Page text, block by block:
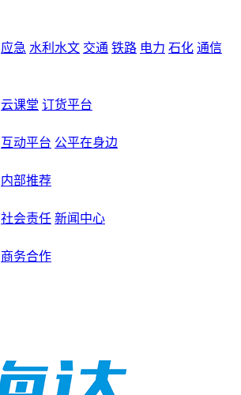
应急 水利水文 交通 铁路 电力 石化 通信
云课堂 订货平台
互动平台 公平在身边
内部推荐
社会责任 新闻中心
商务合作